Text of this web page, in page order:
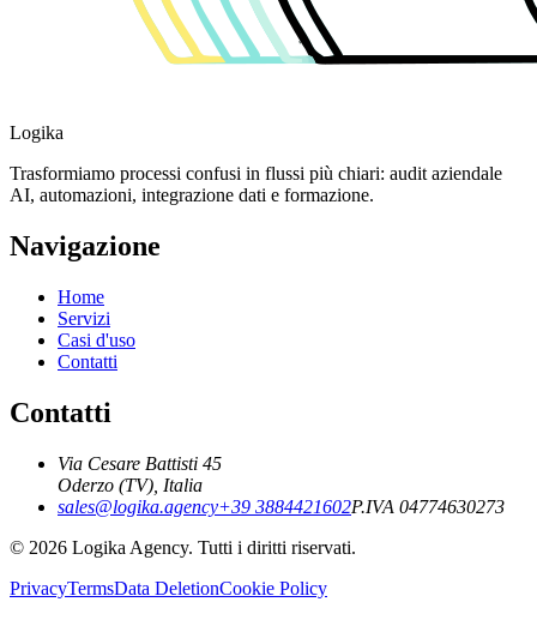
Logika
Trasformiamo processi confusi in flussi più chiari: audit aziendale
AI, automazioni, integrazione dati e formazione.
Navigazione
Home
Servizi
Casi d'uso
Contatti
Contatti
Via Cesare Battisti 45
Oderzo (TV), Italia
sales@logika.agency+39 3884421602P.IVA 04774630273
© 2026 Logika Agency. Tutti i diritti riservati.
PrivacyTermsData DeletionCookie Policy